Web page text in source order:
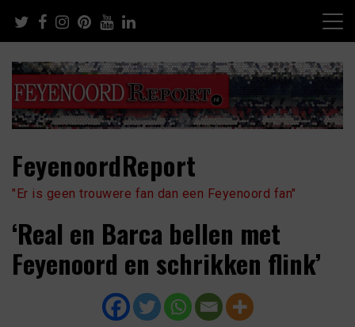
content
FeyenoordReport
"Er is geen trouwere fan dan een Feyenoord fan"
‘Real en Barca bellen met
Feyenoord en schrikken flink’